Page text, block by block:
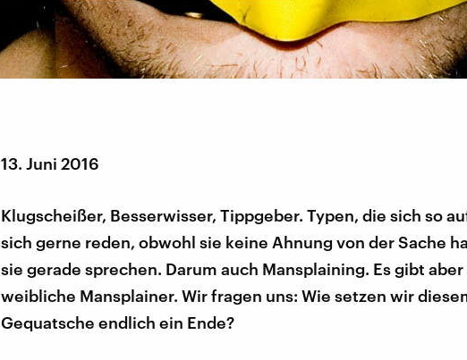
13. Juni 2016
Klugscheißer, Besserwisser, Tippgeber. Typen, die sich so
sich gerne reden, obwohl sie keine Ahnung von der Sache
sie gerade sprechen. Darum auch Mansplaining. Es gibt aber
weibliche Mansplainer. Wir fragen uns: Wie setzen wir
Gequatsche endlich ein Ende?